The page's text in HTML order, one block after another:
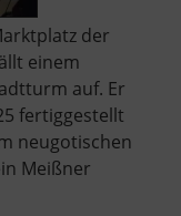
der
einem
auf. Er
fertiggestellt
neugotischen
Meißner